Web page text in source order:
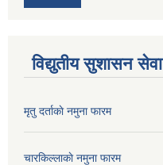
विद्युतीय सुशासन सेवा
मृतु दर्ताकाे नमुना फारम
चारकिल्लाकाे नमुना फारम